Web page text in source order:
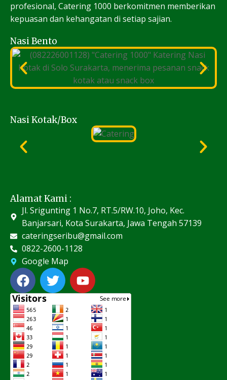
profesional, Catering 1000 berkomitmen memberikan
kepuasan dan kehangatan di setiap sajian.
Nasi Bento
Nasi Kotak/Box
Alamat Kami :
Jl. Srigunting 1 No.7, RT.5/RW.10, Joho, Kec.
Banjarsari, Kota Surakarta, Jawa Tengah 57139
cateringseribu@gmail.com
0822-2600-1128
Google Map
F
a
c
e
b
o
o
k
T
w
i
t
t
e
r
Y
o
u